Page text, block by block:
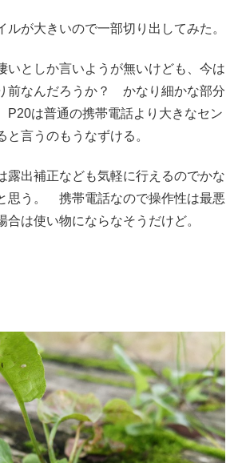
ルが大きいので一部切り出してみた。
いとしか言いようが無いけども、今は
前なんだろうか？ かなり細かな部分
P20は普通の携帯電話より大きなセン
と言うのもうなずける。
露出補正なども気軽に行えるのでかな
思う。 携帯電話なので操作性は最悪
合は使い物にならなそうだけど。